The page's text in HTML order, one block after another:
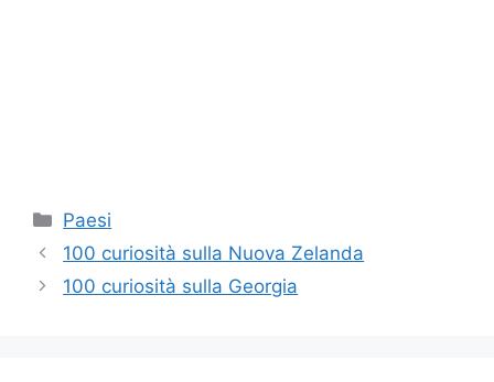
Categorie
Paesi
100 curiosità sulla Nuova Zelanda
100 curiosità sulla Georgia